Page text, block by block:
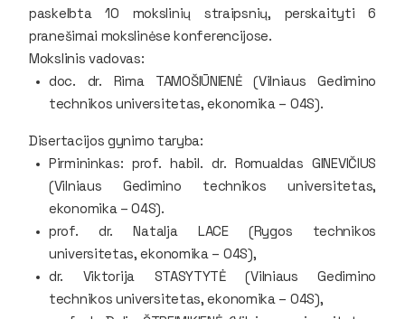
paskelbta 10 mokslinių straipsnių, perskaityti 6
pranešimai mokslinėse konferencijose.
Mokslinis vadovas:
doc. dr. Rima TAMOŠIŪNIENĖ (Vilniaus Gedimino
technikos universitetas, ekonomika – 04S).
Disertacijos gynimo taryba:
Pirmininkas: prof. habil. dr. Romualdas GINEVIČIUS
(Vilniaus Gedimino technikos universitetas,
ekonomika – 04S).
prof. dr. Natalja LACE (Rygos technikos
universitetas, ekonomika – 04S),
dr. Viktorija STASYTYTĖ (Vilniaus Gedimino
technikos universitetas, ekonomika – 04S),